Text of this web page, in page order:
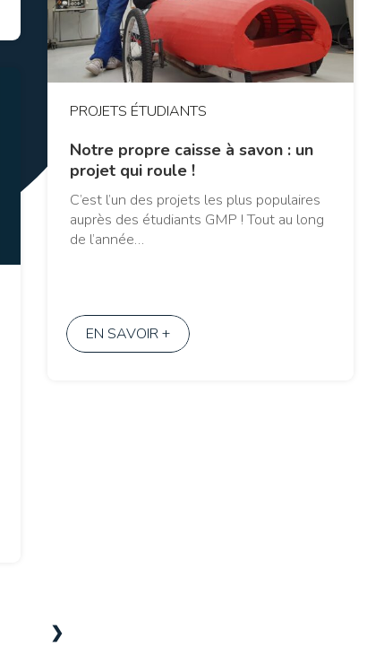
PROJETS ÉTUDIANTS
Notre propre caisse à savon : un
projet qui roule !
C’est l’un des projets les plus populaires
auprès des étudiants GMP ! Tout au long
de l’année…
EN SAVOIR +
❯